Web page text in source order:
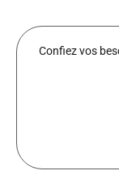
Confiez vos